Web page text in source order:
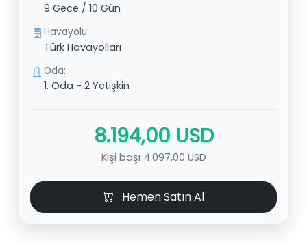
9 Gece / 10 Gün
Havayolu:
Türk Havayolları
Oda:
1. Oda - 2 Yetişkin
8.194,00 USD
Kişi başı 4.097,00 USD
Hemen Satın Al